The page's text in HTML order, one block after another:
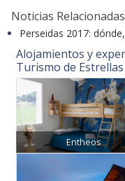
Perseidas 2017:
Alojamientos y
Turismo de Estrellas
Entheos